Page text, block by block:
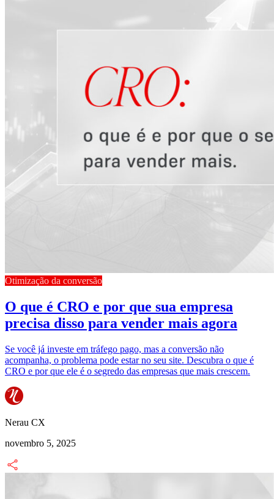
Otimização da conversão
O que é CRO e por que sua empresa
precisa disso para vender mais agora
Se você já investe em tráfego pago, mas a conversão não
acompanha, o problema pode estar no seu site. Descubra o que é
CRO e por que ele é o segredo das empresas que mais crescem.
Nerau CX
novembro 5, 2025